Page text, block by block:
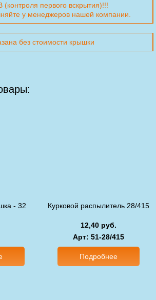
(контроля первого вскрытия)!!!
у менеджеров нашей компании.
без стоимости крышки
- 32 Курковой распылитель 28/415
12,40 руб.
Арт: 51-28/415
Подробнее